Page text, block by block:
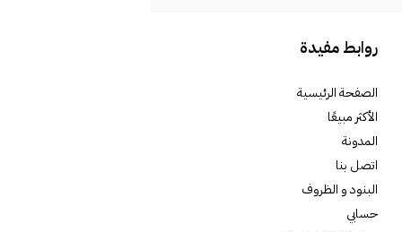
روابط مفيدة
الصفحة الرئيسية
الأكثر مبيعًا
المدونة
اتصل بنا
البنود و الظروف
حسابي